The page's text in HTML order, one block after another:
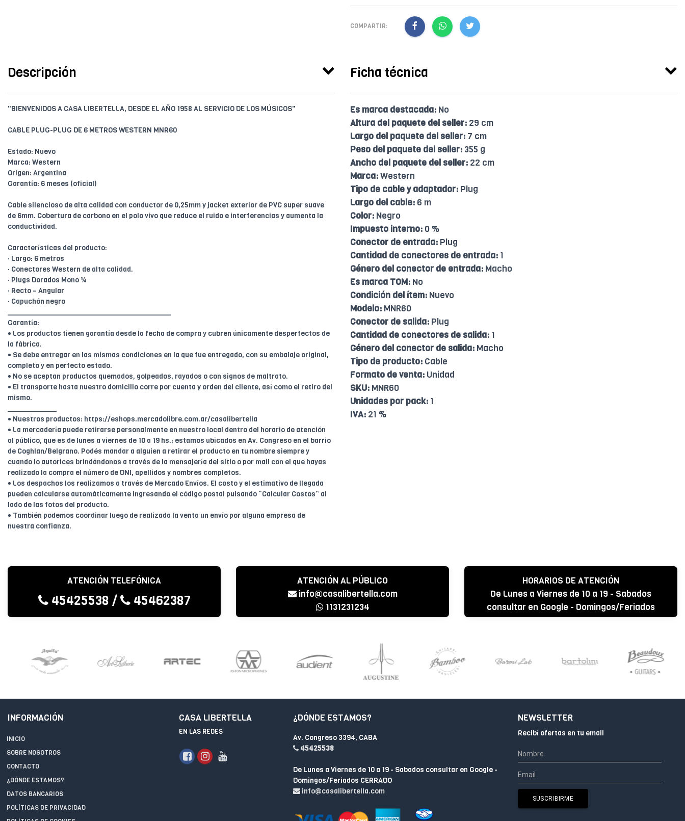
COMPARTIR:
Descripción
"BIENVENIDOS A CASA LIBERTELLA, DESDE EL AÑO 1958 AL SERVICIO DE LOS MÚSICOS"
CABLE PLUG-PLUG DE 6 METROS WESTERN MNR60
Estado: Nuevo
Marca: Western
Origen: Argentina
Garantía: 6 meses (oficial)
Cable silencioso de alta calidad con conductor de 0,25mm y jacket exterior de PVC super suave
de 6mm. Cobertura de carbono en el polo vivo que reduce el ruido e interferencias y aumenta la
conductividad.
Características del producto:
· Largo: 6 metros
· Conectores Western de alta calidad.
· Plugs Dorados Mono ¼
· Recto – Angular
· Capuchón negro
Garantía:
• Los productos tienen garantía desde la fecha de compra y cubren únicamente desperfectos de
la fábrica.
• Se debe entregar en las mismas condiciones en la que fue entregado, con su embalaje original,
completo y en perfecto estado.
• No se aceptan productos quemados, golpeados, rayados o con signos de maltrato.
• El transporte hasta nuestro domicilio corre por cuenta y orden del cliente, así como el retiro del
mismo.
• Nuestros productos: https://eshops.mercadolibre.com.ar/casalibertella
• La mercadería puede retirarse personalmente en nuestro local dentro del horario de atención
al público, que es de lunes a viernes de 10 a 19 hs.; estamos ubicados en Av. Congreso en el barrio
de Coghlan/Belgrano. Podés mandar a alguien a retirar el producto en tu nombre siempre y
cuando lo autorices brindándonos a través de la mensajería del sitio o por mail con el que hayas
realizado la compra el número de DNI, apellidos y nombres completos.
• Los despachos los realizamos a través de Mercado Envíos. El costo y el estimativo de llegada
pueden calcularse automáticamente ingresando el código postal pulsando “Calcular Costos” al
lado de las fotos del producto.
• También podemos coordinar luego de realizada la venta un envío por alguna empresa de
nuestra confianza.
Ficha técnica
Es marca destacada: No
Altura del paquete del seller: 29 cm
Largo del paquete del seller: 7 cm
Peso del paquete del seller: 355 g
Ancho del paquete del seller: 22 cm
Marca:Western
Tipo de cable y adaptador: Plug
Largo del cable: 6 m
Color: Negro
Impuesto interno: 0 %
Conector de entrada: Plug
Cantidad de conectores de entrada: 1
Género del conector de entrada: Macho
Es marca TOM: No
Condición del ítem: Nuevo
Modelo: MNR60
Conector de salida: Plug
Cantidad de conectores de salida: 1
Género del conector de salida: Macho
Tipo de producto: Cable
Formato de venta: Unidad
SKU: MNR60
Unidades por pack: 1
IVA: 21 %
ATENCIÓN TELEFÓNICA
45425538 / 45462387
ATENCIÓN AL PÚBLICO
info@casalibertella.com
1131231234
HORARIOS DE ATENCIÓN
De Lunes a Viernes de 10 a 19 - Sabados
consultar en Google - Domingos/Feriados
CERRADO
INFORMACIÓN
INICIO
SOBRE NOSOTROS
CONTACTO
¿DÓNDE ESTAMOS?
DATOS BANCARIOS
POLÍTICAS DE PRIVACIDAD
CASA LIBERTELLA
EN LAS REDES
¿DÓNDE ESTAMOS?
Av. Congreso 3394, CABA
45425538
De Lunes a Viernes de 10 a 19 - Sabados consultar en Google -
Domingos/Feriados CERRADO
info@casalibertella.com
NEWSLETTER
Recibí ofertas en tu email